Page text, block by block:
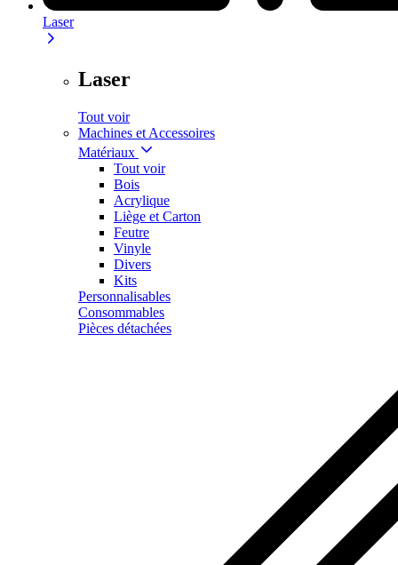
Laser
Laser
Tout voir
Machines et Accessoires
Matériaux
Tout voir
Bois
Acrylique
Liège et Carton
Feutre
Vinyle
Divers
Kits
Personnalisables
Consommables
Pièces détachées